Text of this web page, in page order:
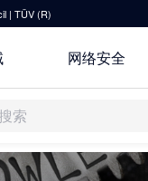
| TÜV (R)
网络安全